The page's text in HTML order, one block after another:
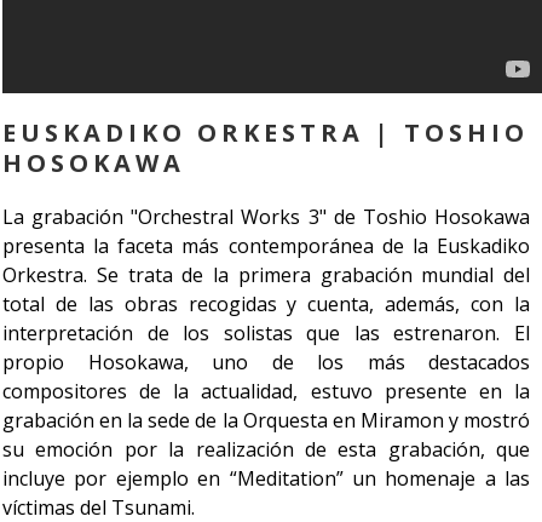
EUSKADIKO ORKESTRA | TOSHIO
HOSOKAWA
La grabación "Orchestral Works 3" de Toshio Hosokawa
presenta la faceta más contemporánea de la Euskadiko
Orkestra. Se trata de la primera grabación mundial del
total de las obras recogidas y cuenta, además, con la
interpretación de los solistas que las estrenaron. El
propio Hosokawa, uno de los más destacados
compositores de la actualidad, estuvo presente en la
grabación en la sede de la Orquesta en Miramon y mostró
su emoción por la realización de esta grabación, que
incluye por ejemplo en “Meditation” un homenaje a las
víctimas del Tsunami.